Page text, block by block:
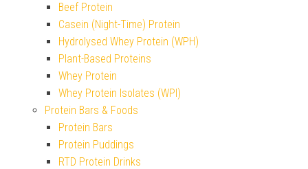
Beef Protein
Casein (Night-Time) Protein
Hydrolysed Whey Protein (WPH)
Plant-Based Proteins
Whey Protein
Whey Protein Isolates (WPI)
Protein Bars & Foods
Protein Bars
Protein Puddings
RTD Protein Drinks